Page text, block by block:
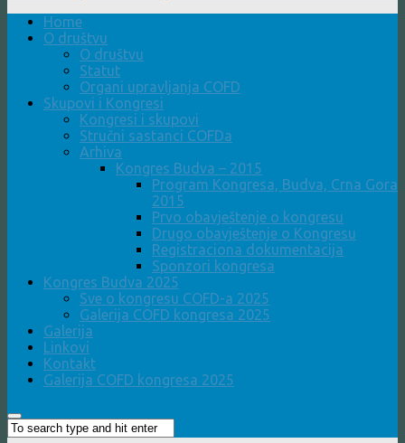
Home
O društvu
O društvu
Statut
Organi upravljanja COFD
Skupovi i Kongresi
Kongresi i skupovi
Stručni sastanci COFDa
Arhiva
Kongres Budva – 2015
Program Kongresa, Budva, Crna Gora
2015
Prvo obavještenje o kongresu
Drugo obavještenje o Kongresu
Registraciona dokumentacija
Sponzori kongresa
Kongres Budva 2025
Sve o kongresu COFD-a 2025
Galerija COFD kongresa 2025
Galerija
Linkovi
Kontakt
Galerija COFD kongresa 2025